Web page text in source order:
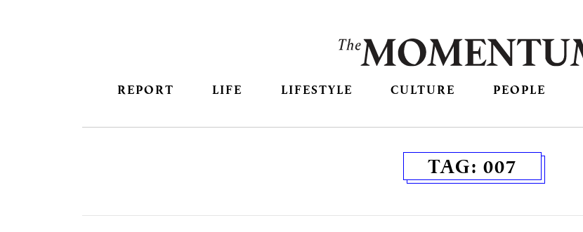
REPORT LIFE LIFESTYLE CULTURE PEOPLE
TAG: 007